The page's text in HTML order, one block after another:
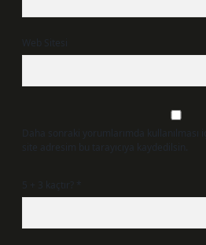
Web Sitesi
Daha sonraki yorumlarımda
site adresim bu tarayıcıya kaydedilsin.
5 + 3 kaçtır? *